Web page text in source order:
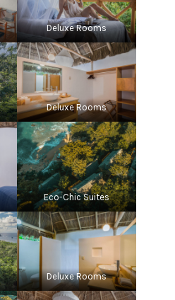
Deluxe Rooms
Deluxe Rooms
Eco-Chic Suites
Deluxe Rooms